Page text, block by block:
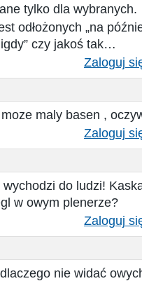
tylko dla wybranych.
odłożonych „na
czy jakoś tak…
Zaloguj
maly basen ,
Zaloguj
do ludzi!
w owym plenerze?
Zaloguj
nie widać